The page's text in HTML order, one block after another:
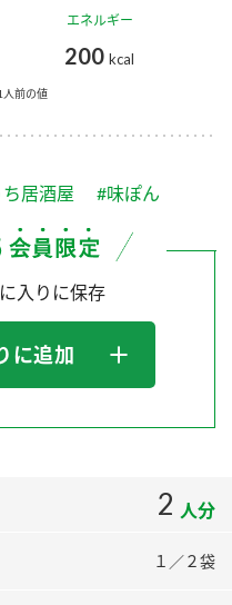
中華
おすしの素
米飯用調味液
ジアム）
ること
エネルギー
200 kcal
前の値
居酒屋 #味ぽん
入りに保存
に追加
2 人分
１／２袋